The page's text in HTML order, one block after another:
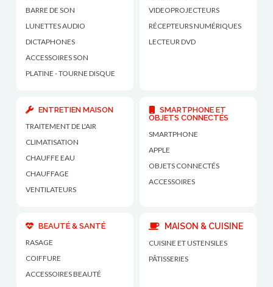
BARRE DE SON
LUNETTES AUDIO
DICTAPHONES
ACCESSOIRES SON
PLATINE - TOURNE DISQUE
VIDEOPROJECTEURS
RÉCEPTEURS NUMÉRIQUES
LECTEUR DVD
ENTRETIEN MAISON
TRAITEMENT DE L'AIR
CLIMATISATION
CHAUFFE EAU
CHAUFFAGE
VENTILATEURS
SMARTPHONE ET
OBJETS CONNECTÉS
SMARTPHONE
APPLE
OBJETS CONNECTÉS
ACCESSOIRES
BEAUTÉ & SANTÉ
RASAGE
COIFFURE
ACCESSOIRES BEAUTÉ
MAISON & CUISINE
CUISINE ET USTENSILES
PÂTISSERIES